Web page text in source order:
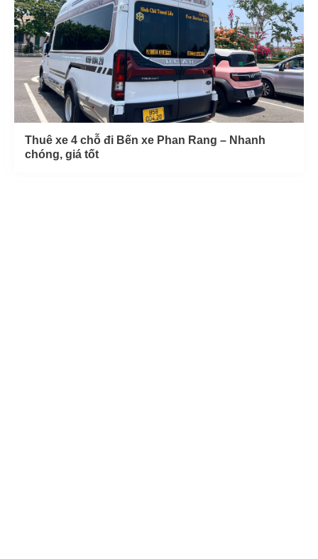
Thuê xe 4 chỗ đi Bến xe Phan Rang – Nhanh
chóng, giá tốt